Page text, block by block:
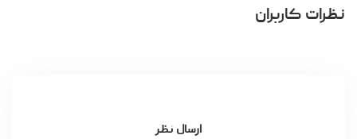
نظرات کاربران
ارسال نظر